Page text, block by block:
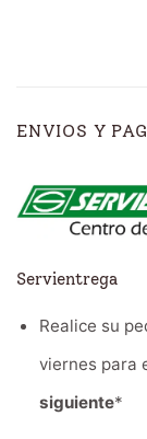
ENVIOS Y
Servientrega
Realice su
viernes para
siguiente*